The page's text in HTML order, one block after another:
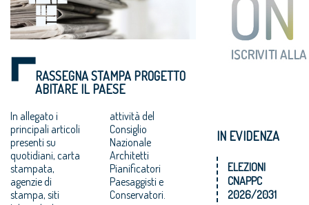
RASSEGNA STAMPA PROGETTO
ABITARE IL PAESE
In allegato i
principali articoli
presenti su
quotidiani, carta
stampata,
agenzie di
stampa, siti
attività del
Consiglio
Nazionale
Architetti
Pianificatori
Paesaggisti e
Conservatori.
IN EVIDENZA
ELEZIONI
CNAPPC
2026/2031